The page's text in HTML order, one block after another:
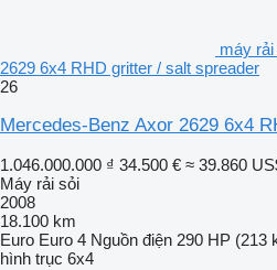
máy
2629 6x4 RHD gritter / salt spreader
26
Mercedes-Benz Axor 2629 6x4
1.046.000.000 ₫ 34.500 € ≈ 39.860
Máy rải sỏi
2008
18.100 km
Euro Euro 4 Nguồn điện 290 HP (213
hình trục 6x4